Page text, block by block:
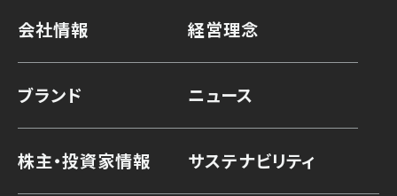
会社情報 経営理念
ブランド ニュース
株主・投資家情報 サステナビリティ